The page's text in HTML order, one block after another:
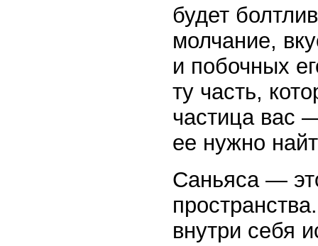
будет
молчание,
и побочных
ту часть,
частица вас
ее нужно
Саньяса —
внутри себя